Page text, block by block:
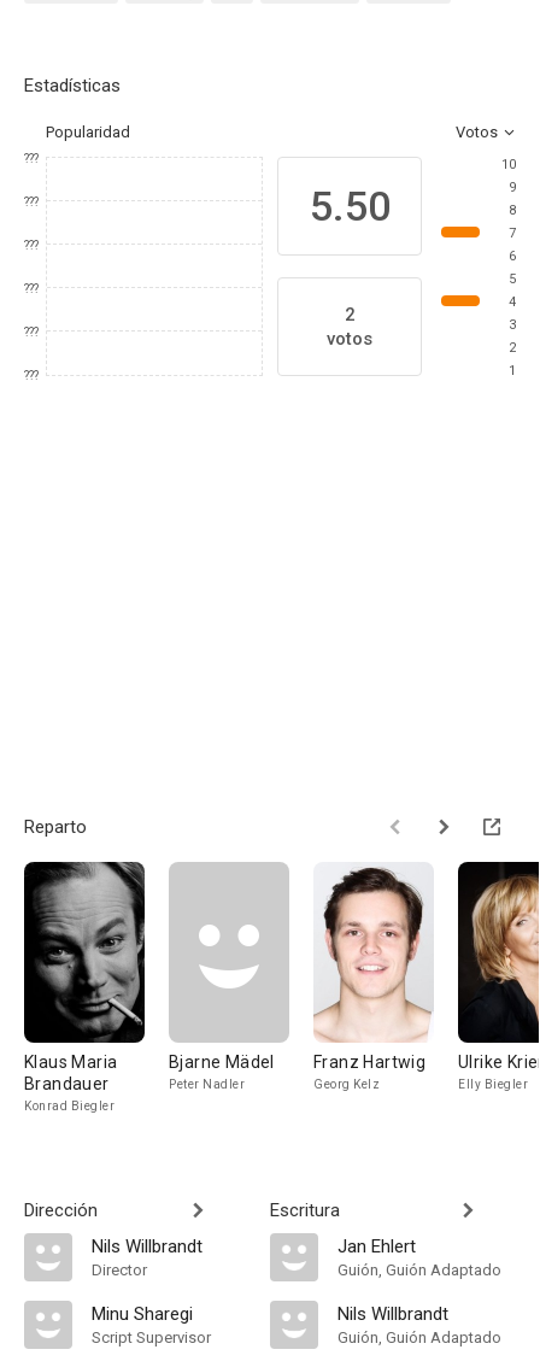
Estadísticas
Popularidad Votos
???
???
???
???
???
???
5.50
2
votos
10
9
8
7
6
5
4
3
2
1
Reparto
Klaus Maria
Brandauer
Konrad Biegler
Bjarne Mädel
Peter Nadler
Franz Hartwig
Georg Kelz
Ulrike
Elly Biegler
Dirección
Nils Willbrandt
Director
Minu Sharegi
Script Supervisor
Escritura
Jan Ehlert
Guión, Guión Adaptado
Nils Willbrandt
Guión, Guión Adaptado